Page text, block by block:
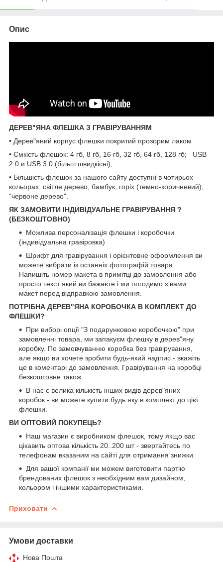
Опис
ДЕРЕВ"ЯНА ФЛЕШКА З ГРАВІРУВАННЯМ
• Дерев"яний корпус флешки покритий прозорим лаком
• Ємкість флешок: 4 гб, 8 гб, 16 гб, 32 гб, 64 гб, 128 гб; USB
2.0 и USB 3.0 (більш швидкісні);
• Більшість флешок за нашого сайту доступні в чотирьох
кольорах: світле дерево, бамбук, горіх (темно-коричневий),
"червоне дерево".
ЯК ЗАМОВИТИ ІНДИВІДУАЛЬНЕ ГРАВІРУВАННЯ ?
(БЕЗКОШТОВНО)
Можлива персоналізація флешки і коробочки
(індивідуальна гравіровка)
Шрифт для гравірування і орієнтовне оформлення ви
можете вибрати із останніх фотографій товара.
Напишіть номер макета в примітці до замовлення або
просто текст який ви бажаєте і ми погодимо з вами
макет перед відправкою замовлення.
ПОТРІБНА ДЕРЕВ"ЯНА КОРОБОЧКА В КОМПЛЕКТ ДО
ФЛЕШКИ?
При виборі опції "З подарунковою коробочкою" при
замовленні товара, ми запакуєм флешку в дерев"яну
коробку. По замовчуванню коробка без гравірування,
але якщо ви хочете зробити будь-який надпис - вкажіть
це в коментарі до замовлення. Гравірування на коробці
безкоштовне також.
В нас є велика кількість інших видів дерев"яних
коробок - ви можете купити будь яку в комплект до цієї
флешки.
ВИ ОПТОВИЙ ПОКУПЕЦЬ?
Наш магазин є виробником флешок, тому якщо вас
цікавить оптова кількість 20..200 шт - звертайтесь по
телефонам вказаним на сайті для отримання знижки.
Для вашої компанії ми можем виготовити партію
брендованих флешок з необхідним вам дизайном,
кольором і іншими характеристиками.
Приховати
Умови доставки
Нова Пошта